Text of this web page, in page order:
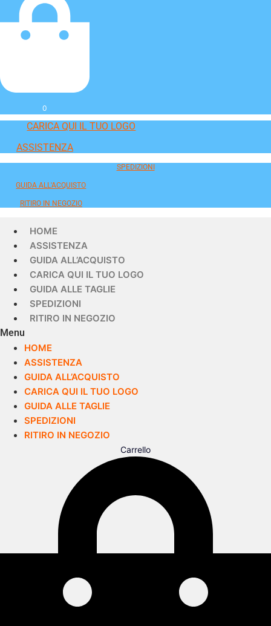
0
CARICA QUI IL TUO LOGO
ASSISTENZA
SPEDIZIONI
GUIDA ALL'ACQUISTO
RITIRO IN NEGOZIO
HOME
ASSISTENZA
GUIDA ALL’ACQUISTO
CARICA QUI IL TUO LOGO
GUIDA ALLE TAGLIE
SPEDIZIONI
RITIRO IN NEGOZIO
Menu
HOME
ASSISTENZA
GUIDA ALL’ACQUISTO
CARICA QUI IL TUO LOGO
GUIDA ALLE TAGLIE
SPEDIZIONI
RITIRO IN NEGOZIO
Carrello